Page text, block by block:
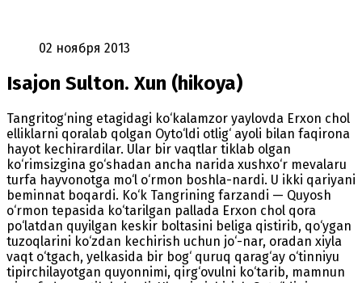
02 ноября 2013
Isajon Sulton. Xun (hikoya)
Tangritog‘ning etagidagi ko‘kalamzor yaylovda Erxon chol
elliklarni qoralab qolgan Oyto‘ldi otlig‘ ayoli bilan faqirona
hayot kechirardilar. Ular bir vaqtlar tiklab olgan
ko‘rimsizgina go‘shadan ancha narida xushxo‘r mevalaru
turfa hayvonotga mo‘l o‘rmon boshla-nardi. U ikki qariyani
beminnat boqardi. Ko‘k Tangrining farzandi — Quyosh
o‘rmon tepasida ko‘tarilgan pallada Erxon chol qora
po‘latdan quyilgan keskir boltasini beliga qistirib, qo‘ygan
tuzoqlarini ko‘zdan kechirish uchun jo‘-nar, oradan xiyla
vaqt o‘tgach, yelkasida bir bog‘ quruq qarag‘ay o‘tinniyu
tipirchilayotgan quyonnimi, qirg‘ovulni ko‘tarib, mamnun